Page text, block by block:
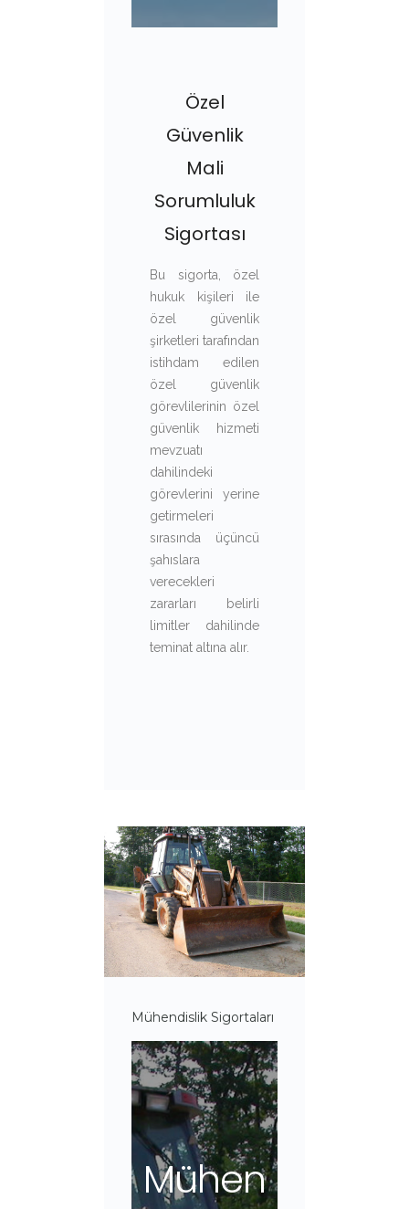
Özel
Güvenlik
Mali
Sorumluluk
Sigortası
Bu sigorta, özel
hukuk kişileri ile
özel güvenlik
şirketleri tarafından
istihdam edilen
özel güvenlik
görevlilerinin özel
güvenlik hizmeti
mevzuatı
dahilindeki
görevlerini yerine
getirmeleri
sırasında üçüncü
şahıslara
verecekleri
zararları belirli
limitler dahilinde
teminat altına alır.
Mühendislik Sigortaları
Mühen